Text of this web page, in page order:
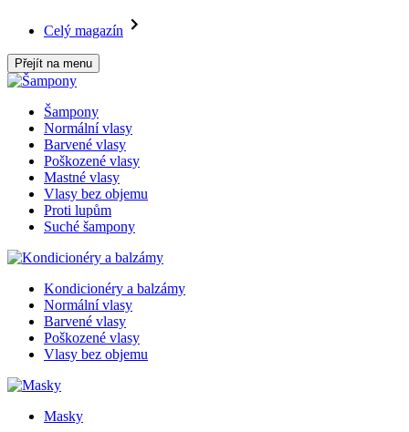
Celý magazín
Přejít na menu
Šampony
Normální vlasy
Barvené vlasy
Poškozené vlasy
Mastné vlasy
Vlasy bez objemu
Proti lupům
Suché šampony
Kondicionéry a balzámy
Normální vlasy
Barvené vlasy
Poškozené vlasy
Vlasy bez objemu
Masky